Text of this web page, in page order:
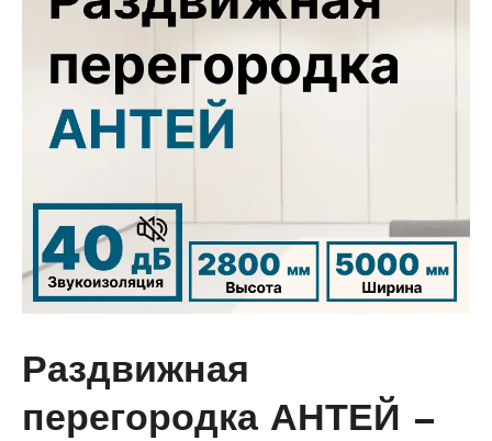
Раздвижная
перегородка АНТЕЙ —